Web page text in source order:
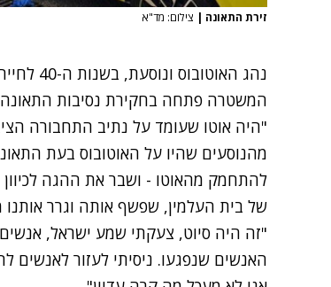
זירת התאונה | צילום: מד"א
נהג
המשטרה פתחה בחקירת נסיבות
מהנוסעים שהיו על האוטובוס בעת
להתחמק מהאוטו - ושבר את ההגה
של בית העלמין, שפשף אותה וגרר אותנו
"זה היה סיוט, צעקתי שמע ישראל,
האנשים שנפגעו. ניסיתי לעזור לאנשים